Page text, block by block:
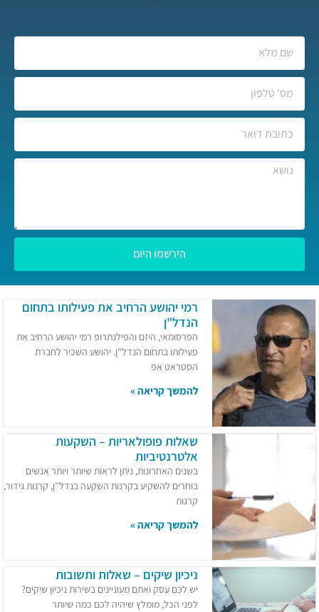
הירשמו היום
רמי יהושע הרחיב את פעילותו בתחום
הנדל"ן
הפרסומאי, היזם והפילנתרופ רמי יהושע הרחיב את
פעילותו בתחום הנדל"ן. יהושע השכיר לחברת
הסטראט אפ
להמשך קריאה »
שאלות פופולאריות – השקעות
אלטרנטיביות
בשנים האחרונות, ניתן לראות שיותר ויותר אנשים
בוחרים להשקיע בקרנות השקעה בנדל"ן, קרנות גידור,
קרנות
להמשך קריאה »
ניכיון שיקים – שאלות ותשובות
יש לכם עסק ואתם מעוניינים בשירות ניכיון שיקים?
לפני הכל, מומלץ שיהיה לכם כמה שיותר